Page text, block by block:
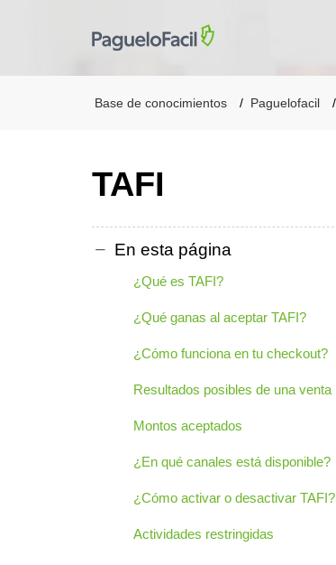
Base de conocimientos Paguelofacil
TAFI
En esta página
¿Qué es TAFI?
¿Qué ganas al aceptar TAFI?
¿Cómo funciona en tu checkout?
Resultados posibles de una venta
Montos aceptados
¿En qué canales está disponible?
¿Cómo activar o desactivar TAFI?
Actividades restringidas